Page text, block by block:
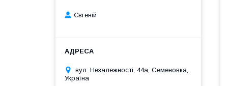
Євгеній
вул. Незалежності, 44а, Семеновка,
Україна